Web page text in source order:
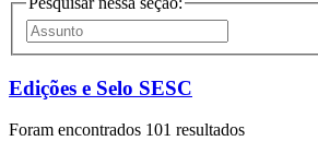
Edições e Selo SESC
Foram encontrados 101 resultados